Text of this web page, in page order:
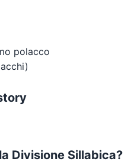
polacco
Divisione Sillabica?